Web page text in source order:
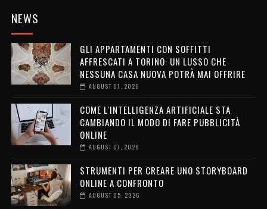
NEWS
GLI APPARTAMENTI CON SOFFITTI
AFFRESCATI A TORINO: UN LUSSO CHE
NESSUNA CASA NUOVA POTRÀ MAI OFFRIRE
AUGUST 07, 2026
COME L'INTELLIGENZA ARTIFICIALE STA
CAMBIANDO IL MODO DI FARE PUBBLICITÀ
ONLINE
AUGUST 07, 2026
STRUMENTI PER CREARE UNO STORYBOARD
ONLINE A CONFRONTO
AUGUST 05, 2026